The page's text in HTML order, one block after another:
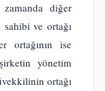
diğer
ve ortağı
ortağının ise
yönetim
ortağı